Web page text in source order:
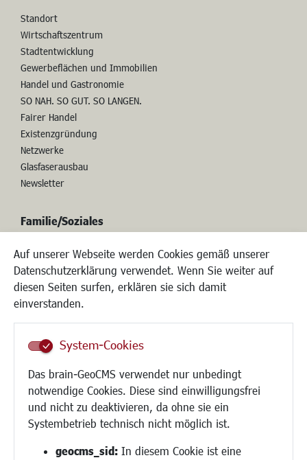
Auf unserer Webseite werden Cookies gemäß unserer
Datenschutzerklärung verwendet. Wenn Sie weiter auf
diesen Seiten surfen, erklären sie sich damit
einverstanden.
System-Cookies
Das brain-GeoCMS verwendet nur unbedingt
notwendige Cookies. Diese sind einwilligungsfrei
und nicht zu deaktivieren, da ohne sie ein
Systembetrieb technisch nicht möglich ist.
geocms_sid: In diesem Cookie ist eine
Standort
Wirtschaftszentrum
Stadtentwicklung
Gewerbeflächen und Immobilien
Handel und Gastronomie
SO NAH. SO GUT. SO LANGEN.
Fairer Handel
Existenzgründung
Netzwerke
Glasfaserausbau
Newsletter
Familie/Soziales
Kinderbetreuung
Kinder und Jugend
Institutionen für Familien
Frauen
Schule
Demokratie leben
Ukrainehilfe
Hilfe für Geflüchtete
Religion